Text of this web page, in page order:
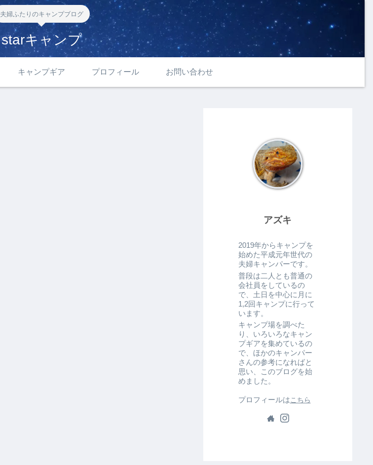
夫婦ふたりのキャンプブログ
starキャンプ
キャンプギア プロフィール お問い合わせ
アズキ
2019年からキャンプを
始めた平成元年世代の
夫婦キャンパーです。
普段は二人とも普通の
会社員をしているの
で、土日を中心に月に
1,2回キャンプに行って
います。
キャンプ場を調べた
り、いろいろなキャン
プギアを集めているの
で、ほかのキャンパー
さんの参考になればと
思い、このブログを始
めました。
プロフィールは こちら